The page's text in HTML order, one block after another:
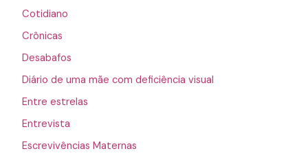
Cotidiano
Crônicas
Desabafos
Diário de uma mãe com deficiência visual
Entre estrelas
Entrevista
Escrevivências Maternas